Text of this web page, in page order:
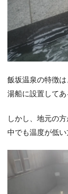
飯坂温泉の特徴は
湯船に設置して
しかし、地元の
中でも温度が低い